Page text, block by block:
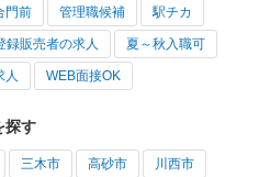
門前 管理職候補 駅チカ
録販売者の求人 夏～秋入職可
人 WEB面接OK
探す
三木市 高砂市 川西市